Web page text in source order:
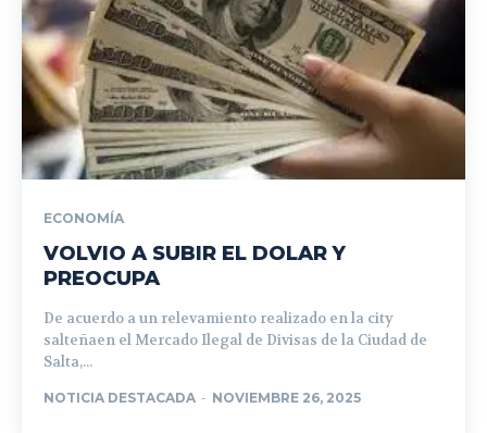
ECONOMÍA
VOLVIO A SUBIR EL DOLAR Y
PREOCUPA
De acuerdo a un relevamiento realizado en la city
salteñaen el Mercado Ilegal de Divisas de la Ciudad de
Salta,...
NOTICIA DESTACADA - NOVIEMBRE 26, 2025